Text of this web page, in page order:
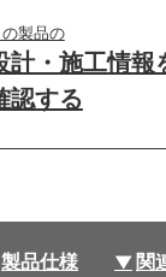
の製品の
計・施工情報
認する
製品仕様 関